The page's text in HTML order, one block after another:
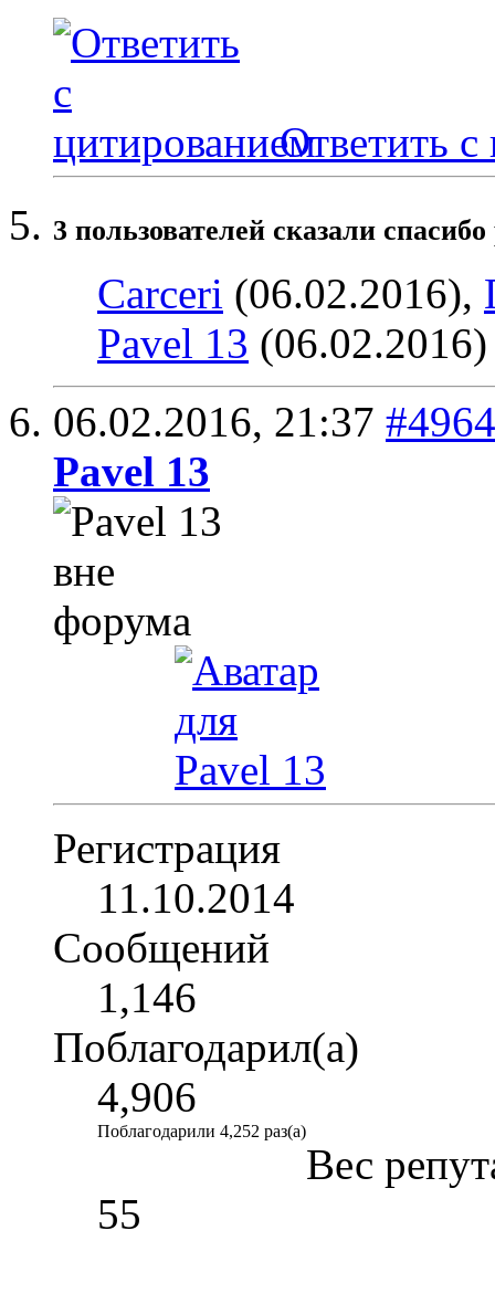
Ответить с
3 пользователей сказали
Carceri (06.02.2016),
Pavel 13 (06.02.2016)
06.02.2016, 21:37 #4964
Pavel 13
Регистрация
11.10.2014
Сообщений
1,146
Поблагодарил(а)
4,906
Поблагодарили 4,252 раз(а)
Вес
55